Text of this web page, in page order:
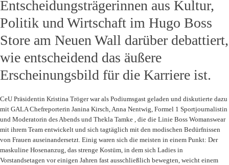
Entscheidungsträgerinnen aus Kultur,
Politik und Wirtschaft im Hugo Boss
Store am Neuen Wall darüber debattiert,
wie entscheidend das äußere
Erscheinungsbild für die Karriere ist.
CeU Präsidentin Kristina Tröger war als Podiumsgast geladen und diskutierte dazu
mit GALA Chefreporterin Janina Kirsch, Anna Nentwig, Formel 1 Sportjournalistin
und Moderatorin des Abends und Thekla Tamke , die die Linie Boss Womanswear
mit ihrem Team entwickelt und sich tagtäglich mit den modischen Bedürfnissen
von Frauen auseinandersetzt. Einig waren sich die meisten in einem Punkt: Der
maskuline Hosenanzug, das strenge Kostüm, in dem sich Ladies in
Vorstandsetagen vor einigen Jahren fast ausschließlich bewegten, weicht einem